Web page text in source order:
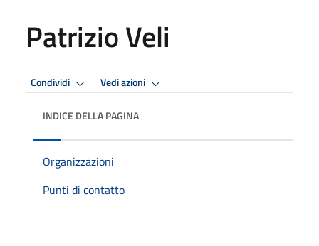
Patrizio Veli
Condividi Vedi azioni
INDICE DELLA PAGINA
Organizzazioni
Punti di contatto